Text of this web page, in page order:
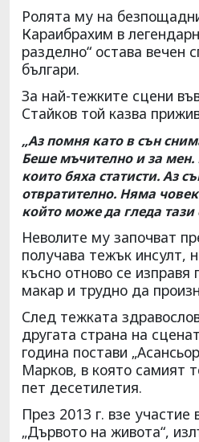
Ролята му на
Караибрахим в
разделно“ остава вечен
българи.
За най-тежките сцени
Стайков той казва
„Аз помня като в сън
Беше мъчително и за мен.
които бяха статисти. Аз
отвратително. Няма
който може да гледа тази
Неволите му започват
получава тежък инсулт,
късно отново се изправя
макар и трудно да
След тежката
другата страна на
година постави
Марков, в която самият
пет десетилетия.
През 2013 г. взе участие
„Дървото на живота“,